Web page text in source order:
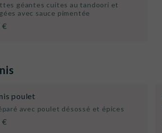
géantes cuites au tandoori et
avec sauce pimentée
€
poulet
avec poulet désossé et épices
€